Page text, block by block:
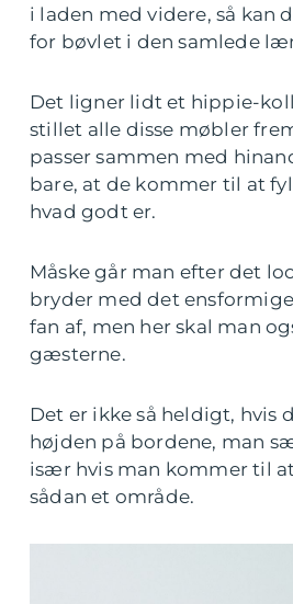
i laden med videre, så kan
for bøvlet i den samlede
Det ligner lidt et hippie-
stillet alle disse møbler
passer sammen med
bare, at de kommer til at
hvad godt er.
Måske går man efter det
bryder med det
fan af, men her skal man
gæsterne.
Det er ikke så heldigt, hvis
højden på bordene, man
især hvis man kommer til
sådan et område.